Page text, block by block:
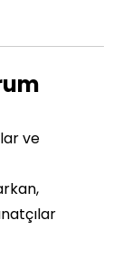
ve